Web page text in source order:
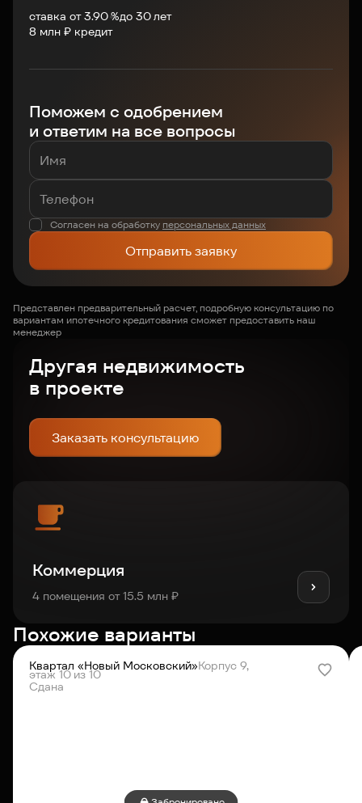
ставка от 3.90 %до 30лет
8 млн ₽ кредит
Поможем с одобрением
и ответим на все вопросы
Согласен на обработку персональных данных
Отправить заявку
Представлен предварительный расчет, подробную консультацию по
вариантам ипотечного кредитования сможет предоставить наш
менеджер
Другая недвижимость
в проекте
Заказать консультацию
Коммерция
4 помещения от 15.5 млн ₽
Похожие варианты
Квартал «Новый Московский»Корпус 9,
этаж 10 из 10
Сдана